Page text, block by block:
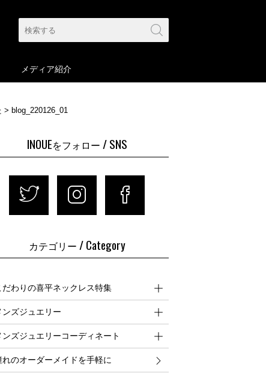
メディア紹介
> blog_220126_01
INOUEをフォロー / SNS
カテゴリー / Category
だわりの喜平ネックレス特集
ンズジュエリー
ンズジュエリーコーディネート
れのオーダーメイドを手軽に